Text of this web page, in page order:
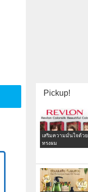
Pickup!
เสริมความมั่นใจด้วย
ทรงผม